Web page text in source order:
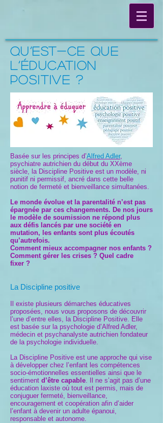
Qu’est-ce que
l’éducation
positive ?
Basée sur les principes d’Alfred Adler,
psychiatre autrichien du début du XXème
siècle, la Discipline Positive est un modèle, ni
punitif ni permissif, ancré dans cette belle
notion de fermeté et bienveillance simultanées.
Le monde évolue et la parentalité n’est pas
épargnée par ces changements. De nos jours
le modèle de soumission ne répond plus
aux défis lancés par une société en
mutation, les enfants sont plus écoutés
qu’autrefois.
Comment mieux accompagner nos enfants ?
Comment gérer les crises ? Quel cadre
fixer ?
La Discipline positive
Il existe plusieurs démarches éducatives
proposées, nous vous proposons de découvrir
l’une d’entre elles, la Discipline Positive. Elle
est basée sur la psychologie d’Alfred Adler,
médecin et psychanalyste autrichien fondateur
de la psychologie individuelle.
La Discipline Positive est une approche qui vise
à développer chez l’enfant les compétences
socio-émotionnelles essentielles ainsi que le
sentiment d’être capable. Il ne s’agit pas d’une
éducation laxiste où tout est permis, mais de
conjuguer fermeté, bienveillance,
encouragement et coopération afin d’aider
l’enfant à devenir un adulte épanoui,
responsable et autonome.